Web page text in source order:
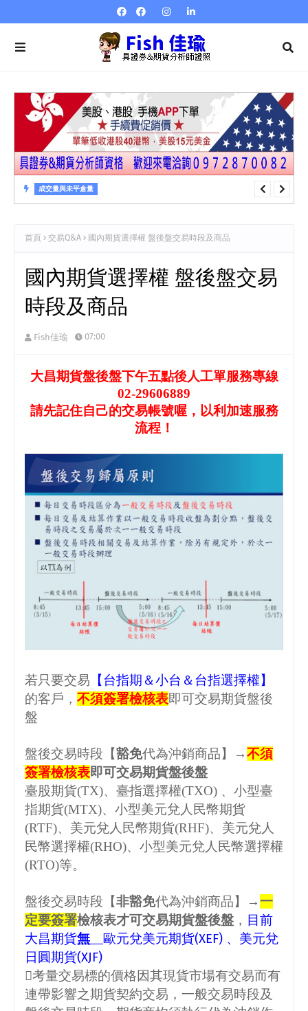
成交量與未平倉量
成交量與未平倉量 第22章 成交量指標…逆時鐘曲線
首頁 交易Q&A 國內期貨選擇權 盤後盤交易時段及商品
國內期貨選擇權 盤後盤交易
時段及商品
Fish佳瑜 07:00
大昌期貨盤後盤下午五點後人工單服務專線
02-29606889
請先記住自己的交易帳號喔，以利加速服務
流程！
若只要交易 【台指期＆小台＆台指選擇權】
的客戶， 不須簽署檢核表即可交易期貨盤後
盤
盤後交易時段【豁免代為沖銷商品】→不須
簽署檢核表即可交易期貨盤後盤
臺股期貨(TX)、臺指選擇權(TXO) 、小型臺
指期貨(MTX)、小型美元兌人民幣期貨
(RTF)、美元兌人民幣期貨(RHF)、美元兌人
民幣選擇權(RHO)、小型美元兌人民幣選擇權
(RTO)等。
盤後交易時段【非豁免代為沖銷商品】→ 一
定要簽署檢核表才可交易期貨盤後盤 ， 目前
大昌期貨無 歐元兌美元期貨(XEF) 、美元兌
日圓期貨(XJF)
考量交易標的價格因其現貨市場有交易而有
連帶影響之期貨契約交易，一般交易時段及